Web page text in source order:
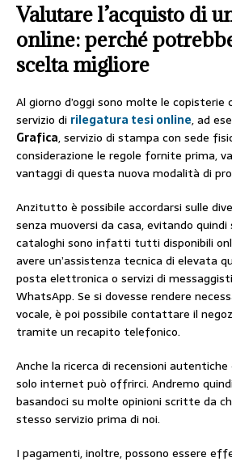
Valutare l’acquisto di
online: perché
scelta migliore
Al giorno d’oggi sono molte le
servizio di rilegatura tesi online, ad
Grafica, servizio di stampa con sede
considerazione le regole fornite prima,
vantaggi di questa nuova modalità di
Anzitutto è possibile accordarsi sulle
senza muoversi da casa, evitando
cataloghi sono infatti tutti disponibili
avere un’assistenza tecnica di elevata
posta elettronica o servizi di
WhatsApp. Se si dovesse rendere
vocale, è poi possibile contattare il
tramite un recapito telefonico.
Anche la ricerca di recensioni
solo internet può offrirci. Andremo
basandoci su molte opinioni scritte da
stesso servizio prima di noi.
I pagamenti, inoltre, possono essere